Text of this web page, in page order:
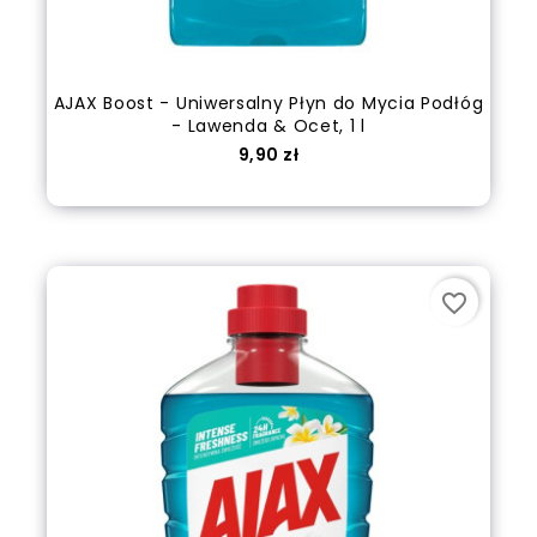
AJAX Boost - Uniwersalny Płyn do Mycia Podłóg
- Lawenda & Ocet, 1 l
Cena
9,90 zł
favorite_border